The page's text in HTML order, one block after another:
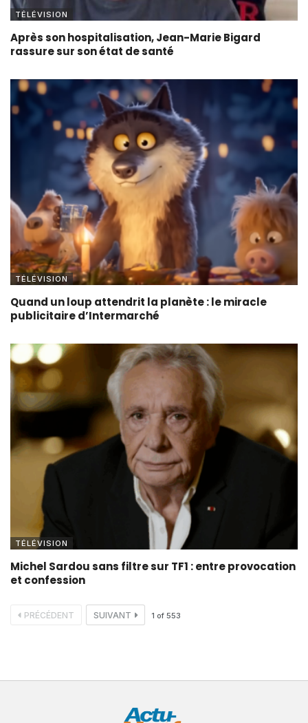
TÉLÉVISION
Après son hospitalisation, Jean-Marie Bigard
rassure sur son état de santé
TÉLÉVISION
Quand un loup attendrit la planète : le miracle
publicitaire d’Intermarché
TÉLÉVISION
Michel Sardou sans filtre sur TF1 : entre provocation
et confession
PRÉCÉDENT SUIVANT 1 of 553